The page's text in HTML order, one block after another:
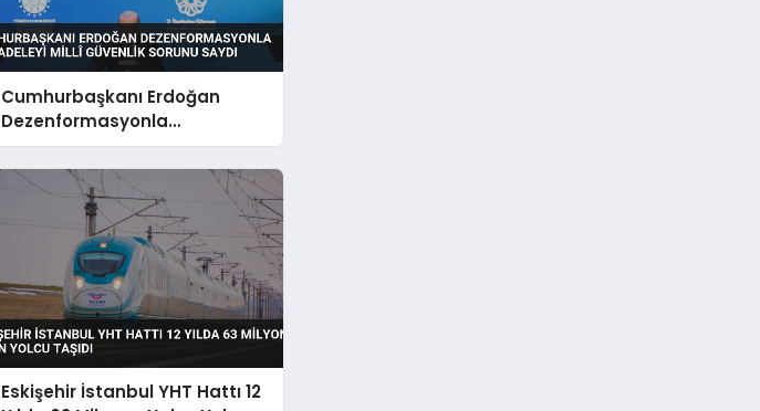
Cumhurbaşkanı Erdoğan
Dezenformasyonla
Mücadeleyi Millî Güvenlik
Sorunu Saydı
Eskişehir İstanbul YHT Hattı 12